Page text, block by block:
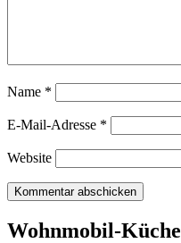
Name *
E-Mail-Adresse *
Website
Wohnmobil-Küche